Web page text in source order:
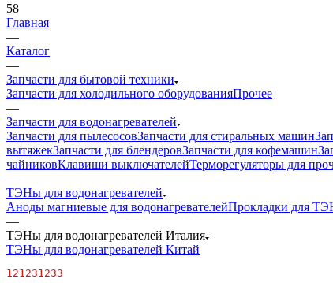
58
Главная
—
Каталог
—
Запчасти для бытовой техники
Запчасти для холодильного оборудованияПрочее
—
Запчасти для водонагревателей
Запчасти для пылесосовЗапчасти для стиральных машин
вытяжекЗапчасти для блендеровЗапчасти для кофемашин
чайниковКлавиши выключателейТерморегуляторы для
—
ТЭНы для водонагревателей
Аноды магниевые для водонагревателейПрокладки для
—
ТЭНы для водонагревателей Италия
ТЭНы для водонагревателей Китай
121231233